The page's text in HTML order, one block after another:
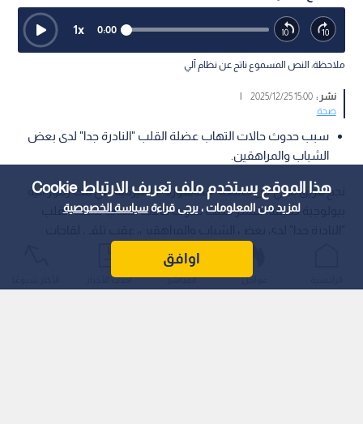
هذا الموقع يستخدم ملف تعريف الارتباط Cookie
لمزيد من المعلومات ، يرجى قراءةسياسة الخصوصية
اوافق
0:00
1x
ملاحظة: النص المسموع ناتج عن نظام آلي
نشر :15:00 2025/12/25
|
صحة
سبب حدوث حالات التهاب عضلة القلب "النادرة جدا" لدى بعض
الشباب والمراهقين.
نجح فريق بحثي من جامعة "ستانفورد" الأميركية، في فك رموز آلية
بيولوجية دقيقة، تفسر سبب حدوث حالات التهاب عضلة القلب
عواجل المباشر أحدث الأخبار